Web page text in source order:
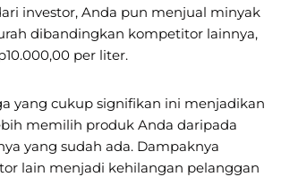
investor, Anda pun menjual minyak
dibandingkan kompetitor lainnya,
per liter.
yang cukup signifikan ini menjadikan
memilih produk Anda daripada
yang sudah ada. Dampaknya
lain menjadi kehilangan pelanggan